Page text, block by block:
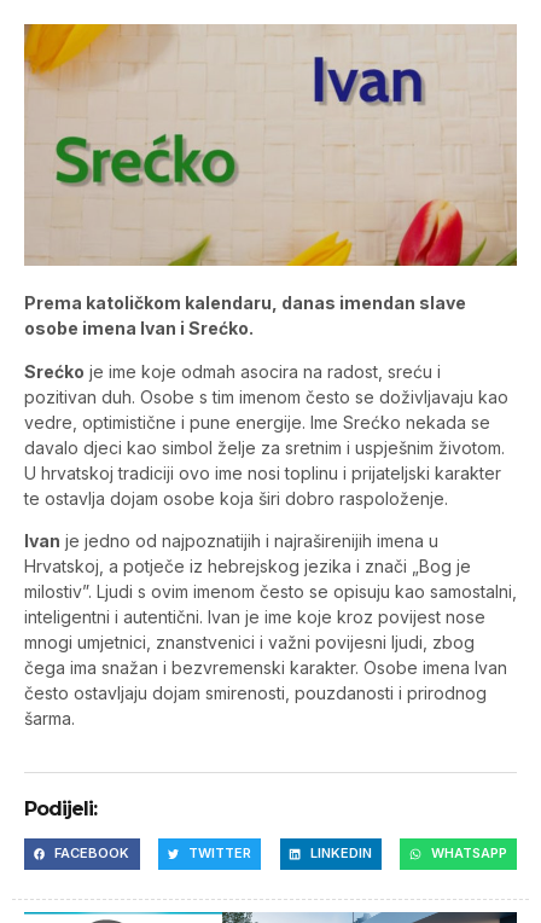
Prema katoličkom kalendaru, danas imendan slave
osobe imena Ivan i Srećko.
Srećko je ime koje odmah asocira na radost, sreću i
pozitivan duh. Osobe s tim imenom često se doživljavaju kao
vedre, optimistične i pune energije. Ime Srećko nekada se
davalo djeci kao simbol želje za sretnim i uspješnim životom.
U hrvatskoj tradiciji ovo ime nosi toplinu i prijateljski karakter
te ostavlja dojam osobe koja širi dobro raspoloženje.
Ivan je jedno od najpoznatijih i najraširenijih imena u
Hrvatskoj, a potječe iz hebrejskog jezika i znači „Bog je
milostiv”. Ljudi s ovim imenom često se opisuju kao samostalni,
inteligentni i autentični. Ivan je ime koje kroz povijest nose
mnogi umjetnici, znanstvenici i važni povijesni ljudi, zbog
čega ima snažan i bezvremenski karakter. Osobe imena Ivan
često ostavljaju dojam smirenosti, pouzdanosti i prirodnog
šarma.
Podijeli:
FACEBOOK TWITTER LINKEDIN WHATSAPP